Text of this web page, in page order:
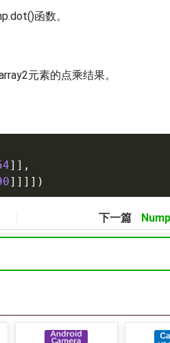
函数。
元素的点乘结果。
] ] ,
] ] ] ] )
下一篇